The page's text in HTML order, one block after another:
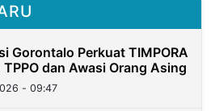
Gorontalo Perkuat TIMPORA
TPPO dan Awasi Orang Asing
- 09:47